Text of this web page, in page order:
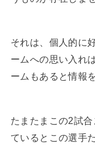
それは、個人的に
ームへの思い入れ
ームもあると情報
たまたまこの2試
ているとこの選手